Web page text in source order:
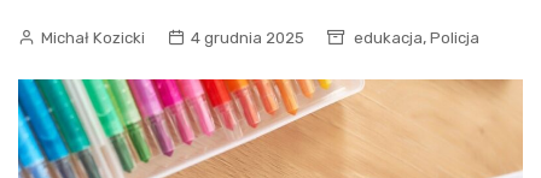
Michał Kozicki 4 grudnia 2025 edukacja, Policja